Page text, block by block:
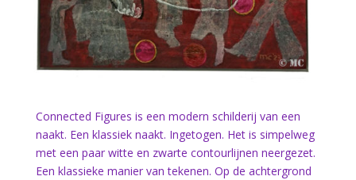
Connected Figures is een modern schilderij van een
naakt. Een klassiek naakt. Ingetogen. Het is simpelweg
met een paar witte en zwarte contourlijnen neergezet.
Een klassieke manier van tekenen. Op de achtergrond